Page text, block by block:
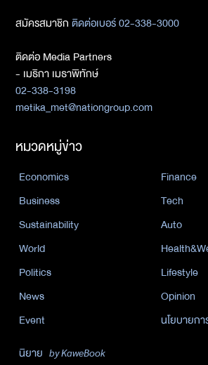
สมัครสมาชิกติดต่อเบอร์ 02-338-3000
ติดต่อ Media Partners
- เมธิกา เมธาพิทักษ์
02-338-3198
metika_met@nationgroup.com
หมวดหมู่ข่าว
Economics
Finance
Business
Tech
Sustainability
Auto
World
Politics
Lifestyle
News
Opinion
Event
นโยบายก
นิยาย by KaweBook